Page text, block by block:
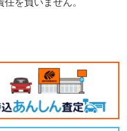
を負いません。